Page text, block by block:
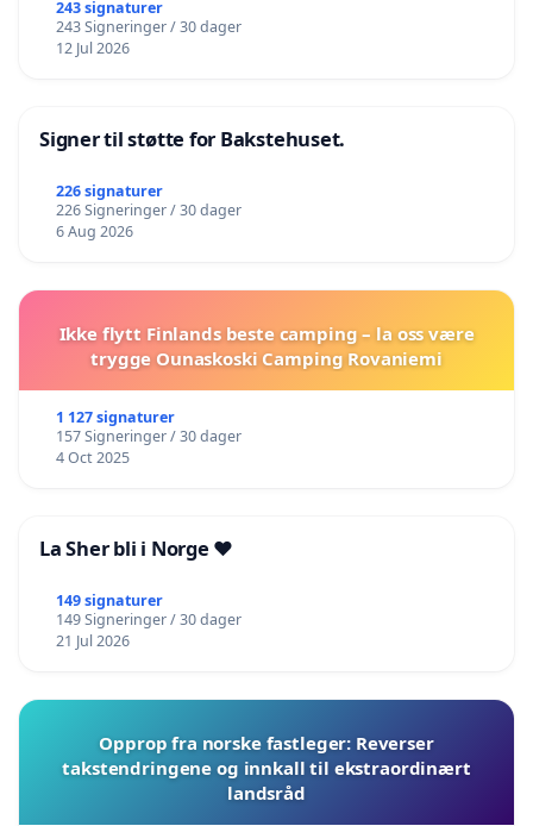
243 signaturer
243 Signeringer / 30 dager
12 Jul 2026
Signer til støtte for Bakstehuset.
226 signaturer
226 Signeringer / 30 dager
6 Aug 2026
Ikke flytt Finlands beste camping – la oss være
trygge Ounaskoski Camping Rovaniemi
1 127 signaturer
157 Signeringer / 30 dager
4 Oct 2025
La Sher bli i Norge ❤️
149 signaturer
149 Signeringer / 30 dager
21 Jul 2026
Opprop fra norske fastleger: Reverser
takstendringene og innkall til ekstraordinært
landsråd